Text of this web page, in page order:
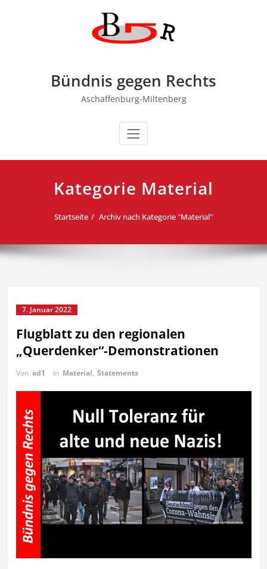
Bündnis gegen Rechts
Aschaffenburg-Miltenberg
Kategorie Material
Startseite Archiv nach Kategorie "Material"
7. Januar 2022
Flugblatt zu den regionalen
„Querdenker“-Demonstrationen
Von ad1 in Material, Statements